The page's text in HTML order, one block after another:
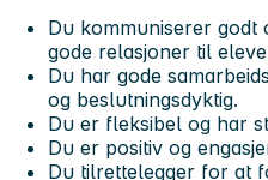
Du kommuniserer godt
gode relasjoner til
Du har gode
og beslutningsdyktig.
Du er fleksibel og har
Du er positiv og
Du tilrettelegger for at